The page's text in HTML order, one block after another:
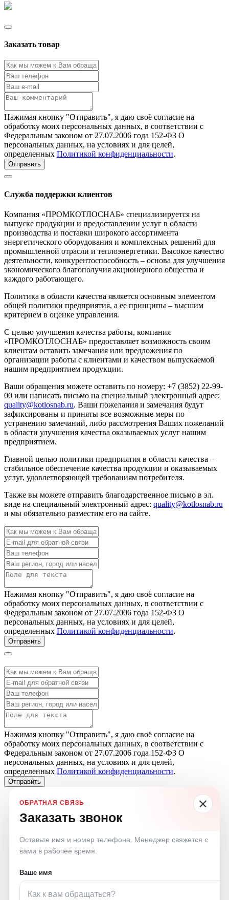
Заказать товар
Нажимая кнопку "Отправить", я даю своё согласие на
обработку моих персональных данных, в соответствии с
Федеральным законом от 27.07.2006 года 152-ФЗ О
персональных данных, на условиях и для целей,
определенных Политикой конфиденциальности.
Отправить
Служба поддержки клиентов
Компания «ПРОМКОТЛОСНАБ» специализируется на
выпуске продукции и предоставлении услуг в области
производства и поставки широкого ассортимента
энергетического оборудования и комплексных решений для
промышленной отрасли и теплоэнергетики. Высокое качество
деятельности, конкурентоспособность – основа для улучшения
экономического благополучия акционерного общества и
каждого работающего.
Политика в области качества является основным элементом
общей политики предприятия, а ее принципы – высшим
критерием в оценке управления.
С целью улучшения качества работы, компания
«ПРОМКОТЛОСНАБ» предоставляет возможность своим
клиентам оставить замечания или предложения по
организации работы с клиентами и качеством выпускаемой
нашим предприятием продукции.
Ваши обращения можете оставить по номеру: +7 (3852) 22-99-
00 или написать письмо на специальный электронный адрес:
quality@kotlosnab.ru. Ваши пожелания и замечания будут
зафиксированы и приняты все возможные меры по
устранению замечаний, либо рассмотрения Ваших пожеланий
в области улучшения качества оказываемых услуг нашим
предприятием.
Главной целью политики предприятия в области качества –
стабильное обеспечение качества продукции и оказываемых
услуг, удовлетворяющей требованиям потребителя.
Также вы можете отправить благодарственное письмо в эл.
виде на специальный электронный адрес: quality@kotlosnab.ru
и мы обязательно разместим его на сайте.
Нажимая кнопку "Отправить", я даю своё согласие на
обработку моих персональных данных, в соответствии с
Федеральным законом от 27.07.2006 года 152-ФЗ О
персональных данных, на условиях и для целей,
определенных Политикой конфиденциальности.
Отправить
Нажимая кнопку "Отправить", я даю своё согласие на
обработку моих персональных данных, в соответствии с
Федеральным законом от 27.07.2006 года 152-ФЗ О
персональных данных, на условиях и для целей,
определенных Политикой конфиденциальности.
Отправить
Заказать звонок
Оставьте имя и номер телефона. Менеджер свяжется с
вами в рабочее время.
Ваше имя